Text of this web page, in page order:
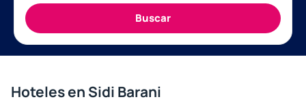
Hoteles en Sidi Barani